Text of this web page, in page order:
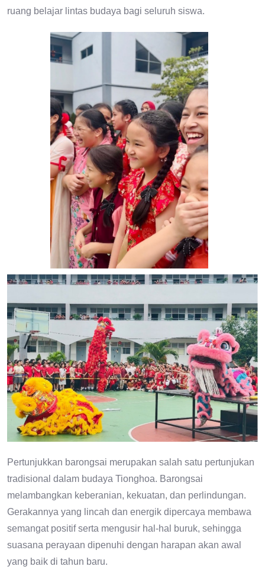
ruang belajar lintas budaya bagi seluruh siswa.
Pertunjukkan barongsai merupakan salah satu pertunjukan
tradisional dalam budaya Tionghoa. Barongsai
melambangkan keberanian, kekuatan, dan perlindungan.
Gerakannya yang lincah dan energik dipercaya membawa
semangat positif serta mengusir hal-hal buruk, sehingga
suasana perayaan dipenuhi dengan harapan akan awal
yang baik di tahun baru.